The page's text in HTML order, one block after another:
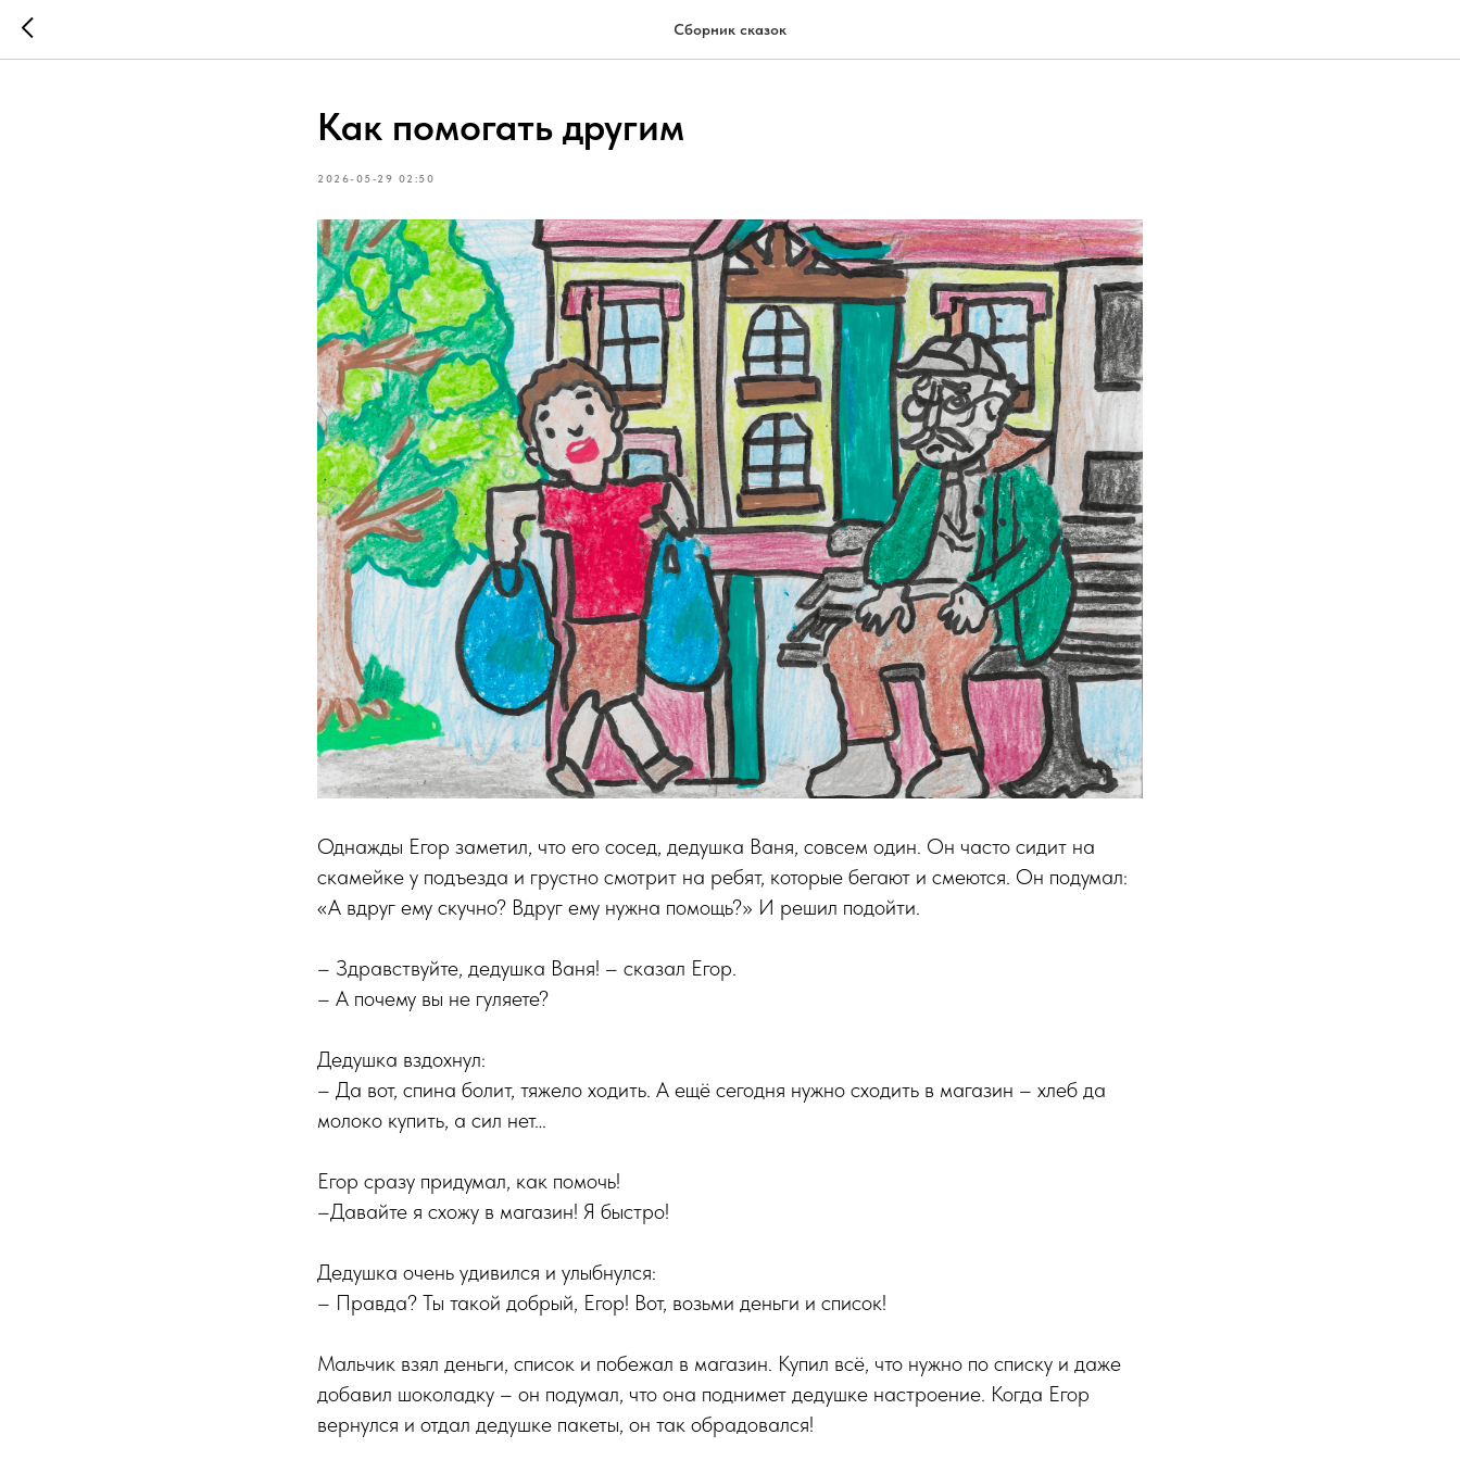
Сборник сказок
Как помогать другим
2026-05-29 02:50
Однажды Егор заметил, что его сосед, дедушка Ваня, совсем один. Он часто сидит на
скамейке у подъезда и грустно смотрит на ребят, которые бегают и смеются. Он подумал:
«А вдруг ему скучно? Вдруг ему нужна помощь?» И решил подойти.
– Здравствуйте, дедушка Ваня! – сказал Егор.
– А почему вы не гуляете?
Дедушка вздохнул:
– Да вот, спина болит, тяжело ходить. А ещё сегодня нужно сходить в магазин – хлеб да
молоко купить, а сил нет…
Егор сразу придумал, как помочь!
–Давайте я схожу в магазин! Я быстро!
Дедушка очень удивился и улыбнулся:
– Правда? Ты такой добрый, Егор! Вот, возьми деньги и список!
Мальчик взял деньги, список и побежал в магазин. Купил всё, что нужно по списку и даже
добавил шоколадку – он подумал, что она поднимет дедушке настроение. Когда Егор
вернулся и отдал дедушке пакеты, он так обрадовался!